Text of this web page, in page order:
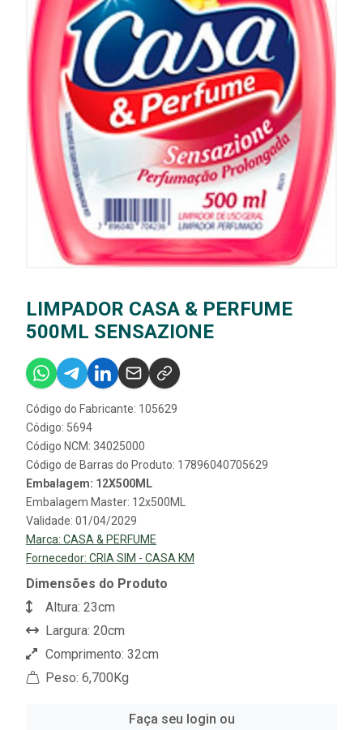
LIMPADOR CASA & PERFUME
500ML SENSAZIONE
Código do Fabricante: 105629
Código: 5694
Código NCM: 34025000
Código de Barras do Produto: 17896040705629
Embalagem: 12X500ML
Embalagem Master: 12x500ML
Validade: 01/04/2029
Marca: CASA & PERFUME
Fornecedor: CRIA SIM - CASA KM
Dimensões do Produto
Altura: 23cm
Largura: 20cm
Comprimento: 32cm
Peso: 6,700Kg
Faça seu login ou